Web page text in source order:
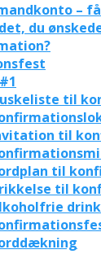
–
du
til
til
til
til